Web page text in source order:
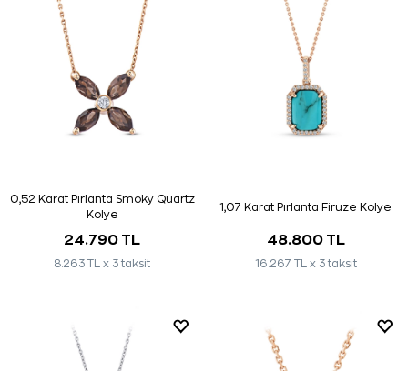
0,52 Karat Pırlanta Smoky Quartz
Kolye
24.790 TL
8.263 TL x 3 taksit
1,07 Karat Pırlanta Firuze Kolye
48.800 TL
16.267 TL x 3 taksit